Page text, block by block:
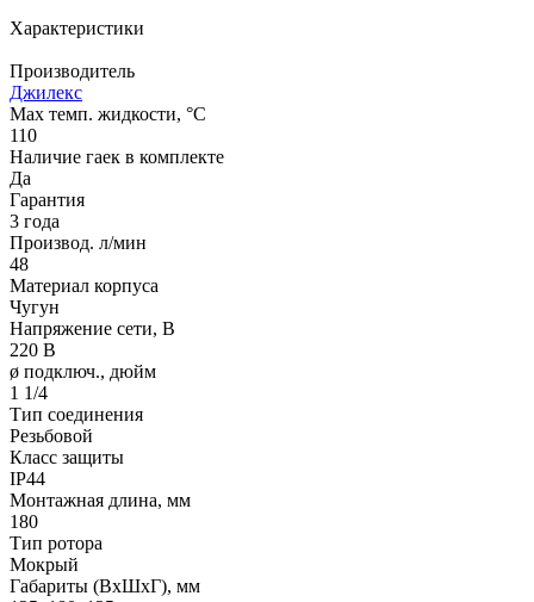
Характеристики
Производитель
Джилекс
Max темп. жидкости, °С
110
Наличие гаек в комплекте
Да
Гарантия
3 года
Производ. л/мин
48
Материал корпуса
Чугун
Напряжение сети, В
220 В
ø подключ., дюйм
1 1/4
Тип соединения
Резьбовой
Класс защиты
IP44
Монтажная длина, мм
180
Тип ротора
Мокрый
Габариты (ВхШхГ), мм